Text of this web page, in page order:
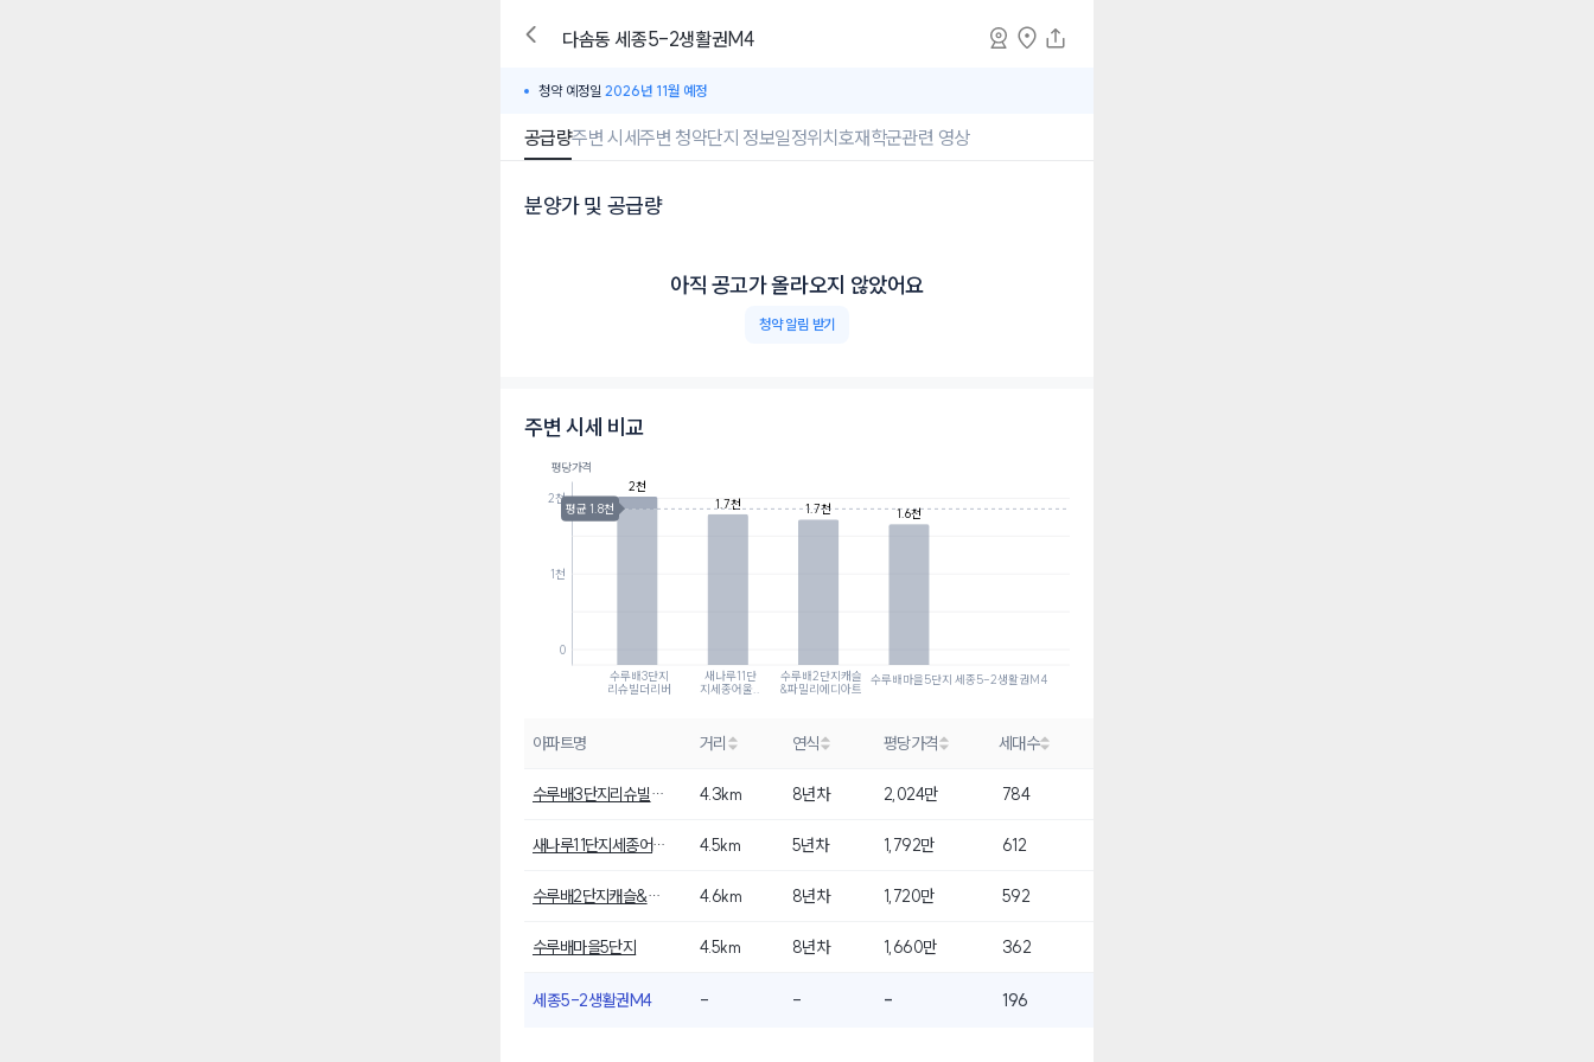
다솜동 세종5-2생활권M4
청약 예정일 2026년 11월 예정
공급량주변 시세주변 청약단지 정보일정위치호재학군관련 영상
분양가 및 공급량
아직 공고가 올라오지 않았어요
청약 알림 받기
주변 시세 비교
수루배3단지
리슈빌더리버
새나루11단
지세종어울..
수루배2단지캐슬
&파밀리에디아트
수루배마을5단지 세종5-2생활권M4
0
1천
2천
평당가격
2천
1.7천
1.7천 1.6천
평균 1.8천
아파트명 거리 연식 평당가격 세대수
수루배3단지리슈빌더리버 4.3km 8년차 2,024만 784
새나루11단지세종어울림파밀리에센트럴 4.5km 5년차 1,792만 612
수루배2단지캐슬&파밀리에디아트 4.6km 8년차 1,720만 592
수루배마을5단지 4.5km 8년차 1,660만 362
세종5-2생활권M4 - - - 196